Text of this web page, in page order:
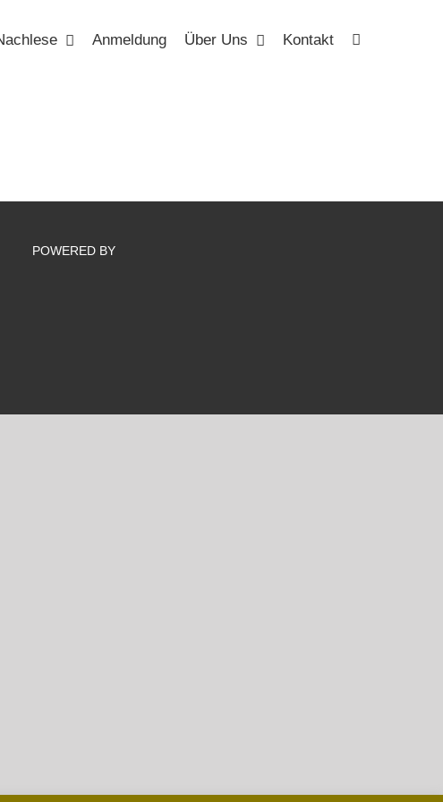
Anmeldung Über Uns Kontakt
POWERED BY